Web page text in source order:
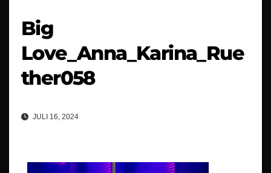
Big
Love_Anna_Karina_Rue
ther058
JULI 16, 2024